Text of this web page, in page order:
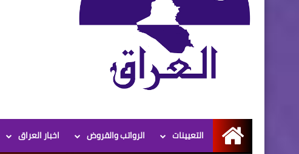
الرئيسية
التعيينات الرواتب والقروض اخبار العراق